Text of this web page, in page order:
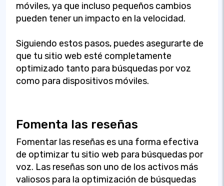
móviles, ya que incluso pequeños cambios
pueden tener un impacto en la velocidad.
Siguiendo estos pasos, puedes asegurarte de
que tu sitio web esté completamente
optimizado tanto para búsquedas por voz
como para dispositivos móviles.
Fomenta las reseñas
Fomentar las reseñas es una forma efectiva
de optimizar tu sitio web para búsquedas por
voz. Las reseñas son uno de los activos más
valiosos para la optimización de búsquedas